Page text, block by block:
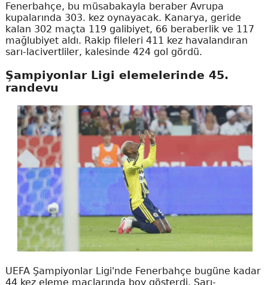
Fenerbahçe, bu müsabakayla beraber Avrupa
kupalarında 303. kez oynayacak. Kanarya, geride
kalan 302 maçta 119 galibiyet, 66 beraberlik ve 117
mağlubiyet aldı. Rakip fileleri 411 kez havalandıran
sarı-lacivertliler, kalesinde 424 gol gördü.
Şampiyonlar Ligi elemelerinde 45.
randevu
UEFA Şampiyonlar Ligi'nde Fenerbahçe bugüne kadar
44 kez eleme maçlarında boy gösterdi. Sarı-